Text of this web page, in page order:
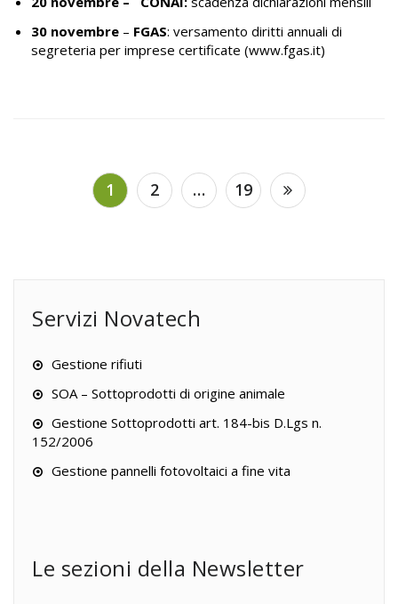
30 novembre – FGAS: versamento diritti annuali di
segreteria per imprese certificate (www.fgas.it)
Navigazione
articoli
1 2 … 19
Servizi Novatech
Gestione rifiuti
SOA – Sottoprodotti di origine animale
Gestione Sottoprodotti art. 184-bis D.Lgs n.
152/2006
Gestione pannelli fotovoltaici a fine vita
Le sezioni della Newsletter